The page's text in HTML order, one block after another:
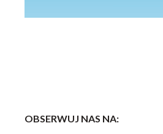
OBSERWUJ NAS NA: